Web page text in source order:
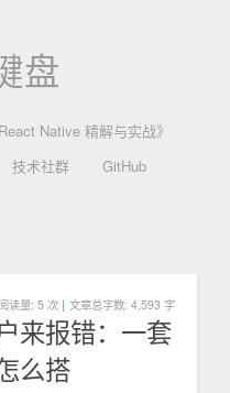
盘
React Native 精解与实战》
技术社群
GitHub
读量: 5 次 | 文章总字数: 4,593 字
来报错：一套
么搭